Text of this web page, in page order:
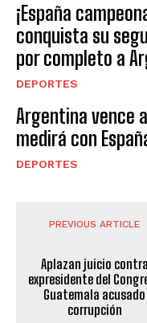
¡España
conquista su
por completo a
DEPORTES
Argentina vence
medirá con
DEPORTES
PREVIOUS ARTICLE
Aplazan juicio contra
expresidente del
Guatemala acusado
corrupción